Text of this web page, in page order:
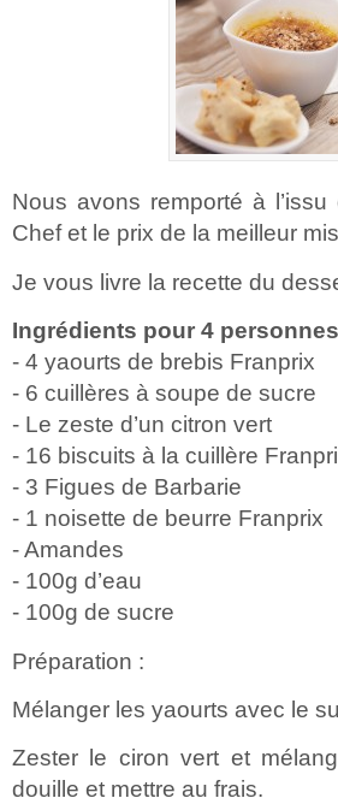
Nous avons remporté à
Chef et le prix de la meilleur
Je vous livre la recette du
Ingrédients pour 4
- 4 yaourts de brebis Franprix
- 6 cuillères à soupe de sucre
- Le zeste d’un citron vert
- 16 biscuits à la cuillère
- 3 Figues de Barbarie
- 1 noisette de beurre Franprix
- Amandes
- 100g d’eau
- 100g de sucre
Préparation :
Mélanger les yaourts avec le
Zester le ciron vert et
douille et mettre au frais.